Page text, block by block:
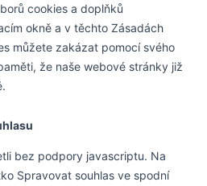
cookies a doplňků
okně a v těchto Zásadách
můžete zakázat pomocí svého
že naše webové stránky již
bez podpory javascriptu. Na
Spravovat souhlas ve spodní